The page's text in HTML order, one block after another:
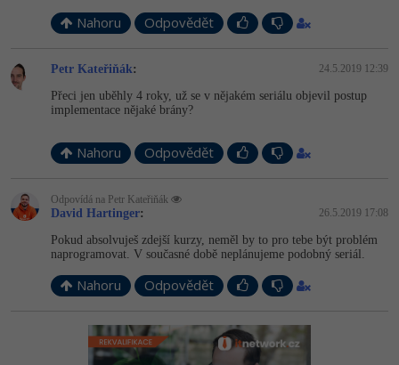
Nahoru Odpovědět
Petr Kateřiňák: 24.5.2019 12:39
Přeci jen uběhly 4 roky, už se v nějakém seriálu objevil postup
implementace nějaké brány?
Nahoru Odpovědět
Odpovídá na Petr Kateřiňák
David Hartinger: 26.5.2019 17:08
Pokud absolvuješ zdejší kurzy, neměl by to pro tebe být problém
naprogramovat. V současné době neplánujeme podobný seriál.
Nahoru Odpovědět